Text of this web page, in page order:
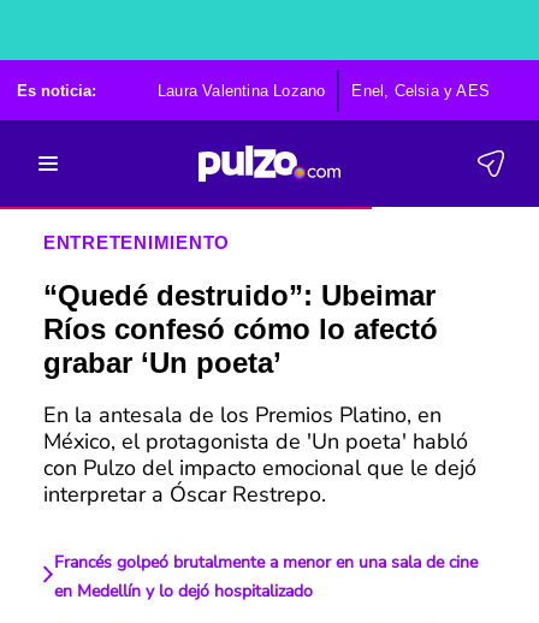
Es noticia: Laura Valentina Lozano Enel, Celsia y AES
ENTRETENIMIENTO
“Quedé destruido”: Ubeimar
Ríos confesó cómo lo afectó
grabar ‘Un poeta’
En la antesala de los Premios Platino, en
México, el protagonista de 'Un poeta' habló
con Pulzo del impacto emocional que le dejó
interpretar a Óscar Restrepo.
Francés golpeó brutalmente a menor en una sala de cine
en Medellín y lo dejó hospitalizado